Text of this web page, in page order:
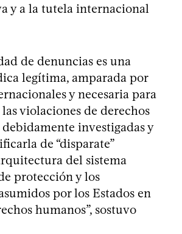
y a la tutela internacional
de denuncias es una
legítima, amparada por
y necesaria para
violaciones de derechos
investigadas y
de “disparate”
del sistema
protección y los
por los Estados en
humanos”, sostuvo